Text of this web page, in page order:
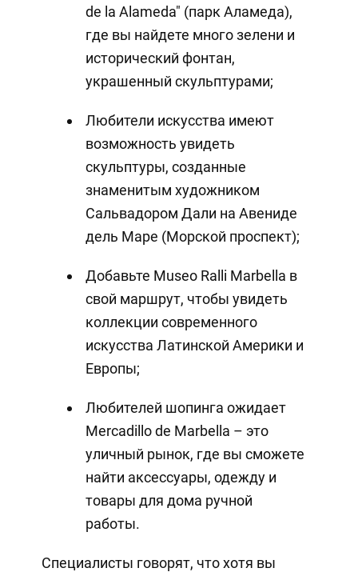
de la Alameda" (парк Аламеда),
где вы найдете много зелени и
исторический фонтан,
украшенный скульптурами;
Любители искусства имеют
возможность увидеть
скульптуры, созданные
знаменитым художником
Сальвадором Дали на Авениде
дель Маре (Морской проспект);
Добавьте Museo Ralli Marbella в
свой маршрут, чтобы увидеть
коллекции современного
искусства Латинской Америки и
Европы;
Любителей шопинга ожидает
Mercadillo de Marbella – это
уличный рынок, где вы сможете
найти аксессуары, одежду и
товары для дома ручной
работы.
Специалисты говорят, что хотя вы